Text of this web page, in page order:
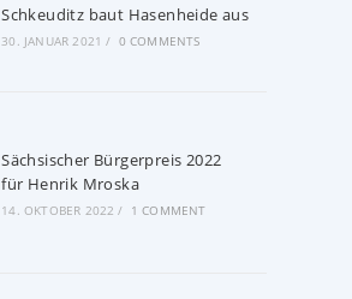
Schkeuditz baut Hasenheide aus
30. JANUAR 2021 / 0 COMMENTS
Sächsischer Bürgerpreis 2022
für Henrik Mroska
14. OKTOBER 2022 / 1 COMMENT